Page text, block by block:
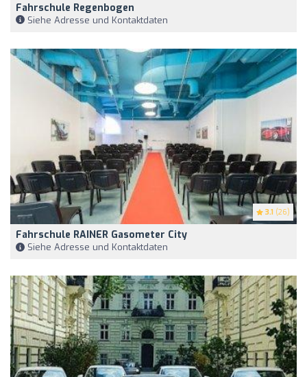
Fahrschule Regenbogen
Siehe Adresse und Kontaktdaten
3.1 (26)
Fahrschule RAINER Gasometer City
Siehe Adresse und Kontaktdaten